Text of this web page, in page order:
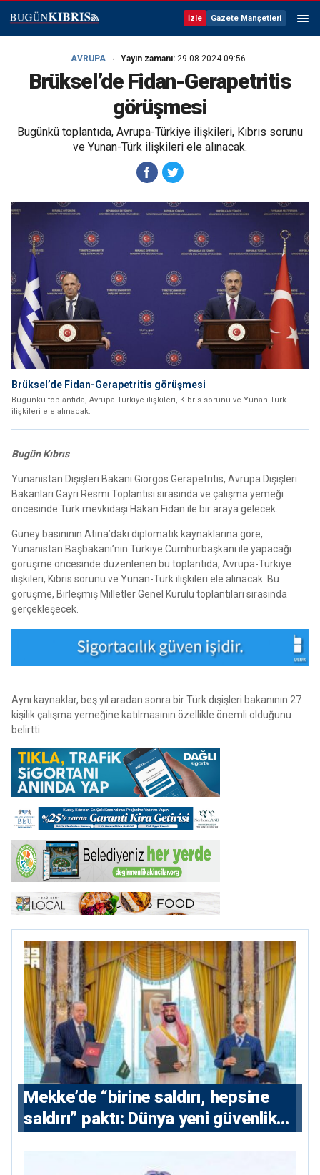
İzle Gazete Manşetleri
AVRUPA Yayın zamanı: 29-08-2024 09:56
Brüksel’de Fidan-Gerapetritis
görüşmesi
Bugünkü toplantıda, Avrupa-Türkiye ilişkileri, Kıbrıs sorunu
ve Yunan-Türk ilişkileri ele alınacak.
Brüksel’de Fidan-Gerapetritis görüşmesi
Bugünkü toplantıda, Avrupa-Türkiye ilişkileri, Kıbrıs sorunu ve Yunan-Türk
ilişkileri ele alınacak.
Bugün Kıbrıs
Yunanistan Dışişleri Bakanı Giorgos Gerapetritis, Avrupa Dışişleri
Bakanları Gayri Resmi Toplantısı sırasında ve çalışma yemeği
öncesinde Türk mevkidaşı Hakan Fidan ile bir araya gelecek.
Güney basınının Atina’daki diplomatik kaynaklarına göre,
Yunanistan Başbakanı’nın Türkiye Cumhurbaşkanı ile yapacağı
görüşme öncesinde düzenlenen bu toplantıda, Avrupa-Türkiye
ilişkileri, Kıbrıs sorunu ve Yunan-Türk ilişkileri ele alınacak. Bu
görüşme, Birleşmiş Milletler Genel Kurulu toplantıları sırasında
gerçekleşecek.
Aynı kaynaklar, beş yıl aradan sonra bir Türk dışişleri bakanının 27
kişilik çalışma yemeğine katılmasının özellikle önemli olduğunu
belirtti.
Mekke’de “birine saldırı, hepsine
saldırı” paktı: Dünya yeni güvenlik